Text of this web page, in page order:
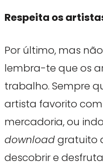
Respeita os
Por último, mas
lembra-te que os
trabalho. Sempre
artista favorito
mercadoria, ou
downloadgratuito
descobrir e